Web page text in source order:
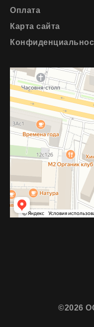
Оплата
Карта сайта
©2026